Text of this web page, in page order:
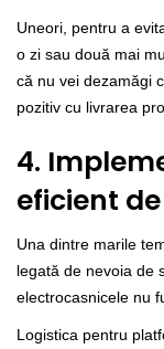
Uneori, pentru a
o zi sau două mai
că nu vei dezamăgi
pozitiv cu livrarea
4.
eficient
Una dintre marile
legată de nevoia de
electrocasnicele nu
Logistica pentru